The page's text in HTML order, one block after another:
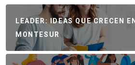
LEADER: IDEAS QUE CRECEN EN
MONTESUR